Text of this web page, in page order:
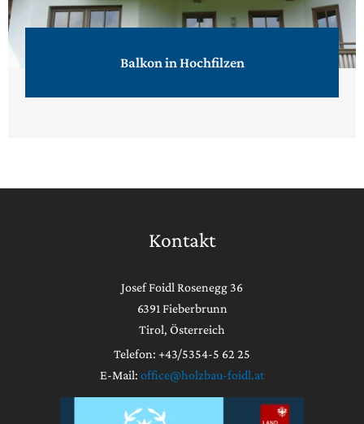
Balkon in Hochfilzen
Kontakt
Josef Foidl Rosenegg 36
6391 Fieberbrunn
Tirol, Österreich
Telefon: +43/5354-5 62 25
E-Mail: office@holzbau-foidl.at